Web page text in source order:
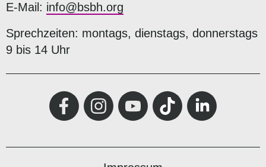
E-Mail: info@bsbh.org
Sprechzeiten: montags, dienstags, donnerstags
9 bis 14 Uhr